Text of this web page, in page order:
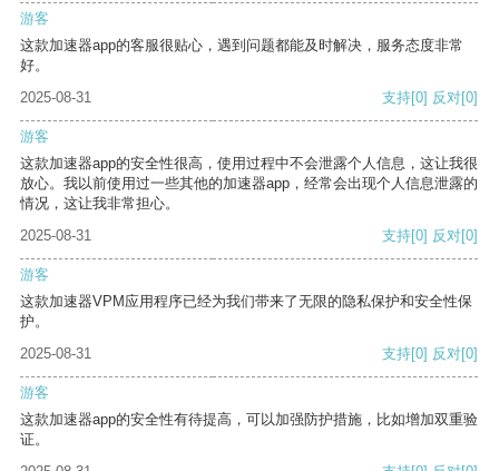
游客
这款加速器app的客服很贴心，遇到问题都能及时解决，服务态度非常
好。
2025-08-31
支持[0] 反对[0]
游客
这款加速器app的安全性很高，使用过程中不会泄露个人信息，这让我很
放心。我以前使用过一些其他的加速器app，经常会出现个人信息泄露的
情况，这让我非常担心。
2025-08-31
支持[0] 反对[0]
游客
这款加速器VPM应用程序已经为我们带来了无限的隐私保护和安全性保
护。
2025-08-31
支持[0] 反对[0]
游客
这款加速器app的安全性有待提高，可以加强防护措施，比如增加双重验
证。